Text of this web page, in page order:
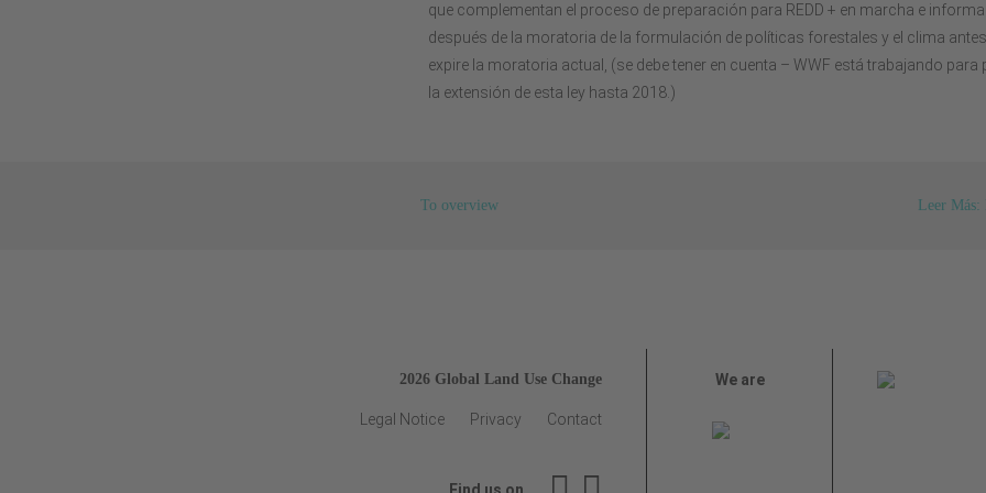
que complementan el proceso de preparación para REDD + en marcha e
después de la moratoria de la formulación de políticas forestales y el clima
expire la moratoria actual, (se debe tener en cuenta – WWF está trabajando para
la extensión de esta ley hasta 2018.)
To overview Leer
2026 Global Land Use Change
Legal Notice Privacy Contact
Find us on
We are